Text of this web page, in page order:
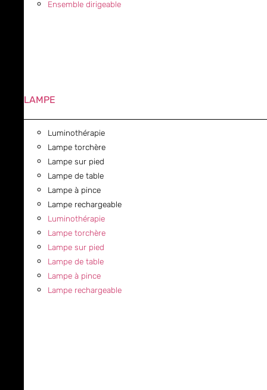
Ensemble dirigeable
LAMPE
Luminothérapie
Lampe torchère
Lampe sur pied
Lampe de table
Lampe à pince
Lampe rechargeable
Luminothérapie
Lampe torchère
Lampe sur pied
Lampe de table
Lampe à pince
Lampe rechargeable